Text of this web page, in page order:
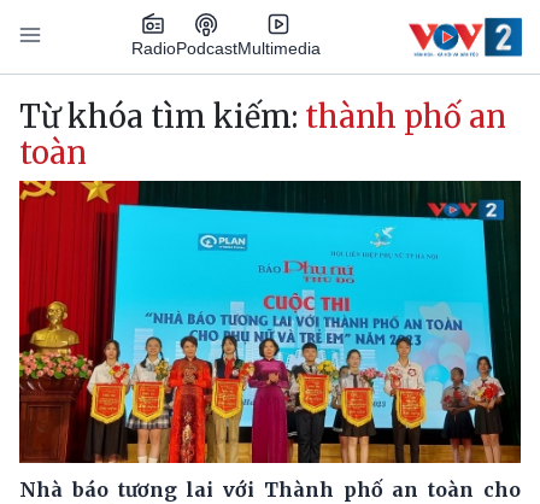
Nhảy đến nội dung
RadioPodcastMultimedia
Main navigation
Từ khóa tìm kiếm: thành phố an
toàn
Nhà báo tương lai với Thành phố an toàn cho